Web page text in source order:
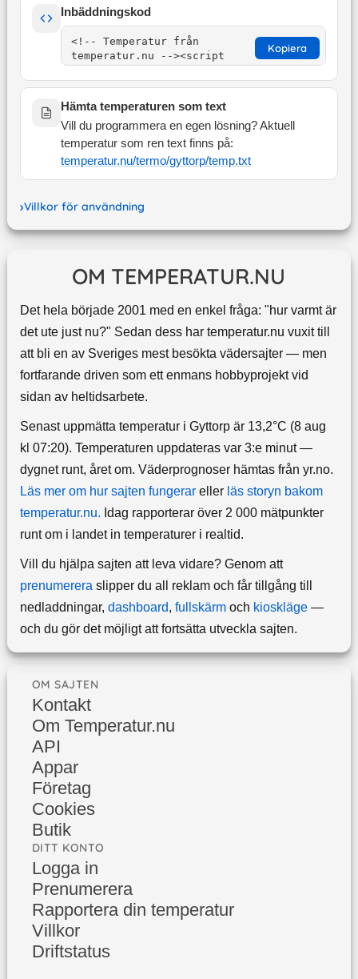
Inbäddningskod
Kopiera
Hämta temperaturen som text
Vill du programmera en egen lösning? Aktuell
temperatur som ren text finns på:
temperatur.nu/termo/gyttorp/temp.txt
Villkor för användning
OM TEMPERATUR.NU
Det hela började 2001 med en enkel fråga: "hur varmt är
det ute just nu?" Sedan dess har temperatur.nu vuxit till
att bli en av Sveriges mest besökta vädersajter — men
fortfarande driven som ett enmans hobbyprojekt vid
sidan av heltidsarbete.
Senast uppmätta temperatur i Gyttorp är 13,2°C (8 aug
kl 07:20). Temperaturen uppdateras var 3:e minut —
dygnet runt, året om. Väderprognoser hämtas från yr.no.
Läs mer om hur sajten fungerareller läs storyn bakom
temperatur.nu. Idag rapporterar över 2 000 mätpunkter
runt om i landet in temperaturer i realtid.
Vill du hjälpa sajten att leva vidare? Genom att
prenumereraslipper du all reklam och får tillgång till
nedladdningar, dashboard, fullskärmoch kioskläge—
och du gör det möjligt att fortsätta utveckla sajten.
OM SAJTEN
Kontakt
Om Temperatur.nu
API
Appar
Företag
Cookies
Butik
DITT KONTO
Logga in
Prenumerera
Rapportera din temperatur
Villkor
Driftstatus